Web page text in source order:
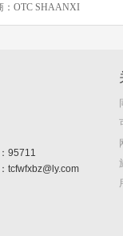
：OTC SHAANXI
95711
tcfwfxbz@ly.com